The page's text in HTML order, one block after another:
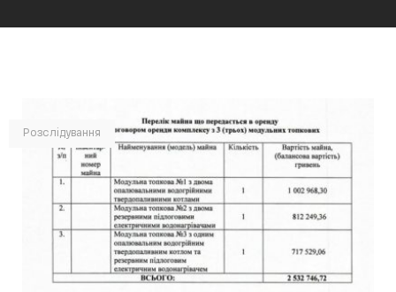
Розслідування